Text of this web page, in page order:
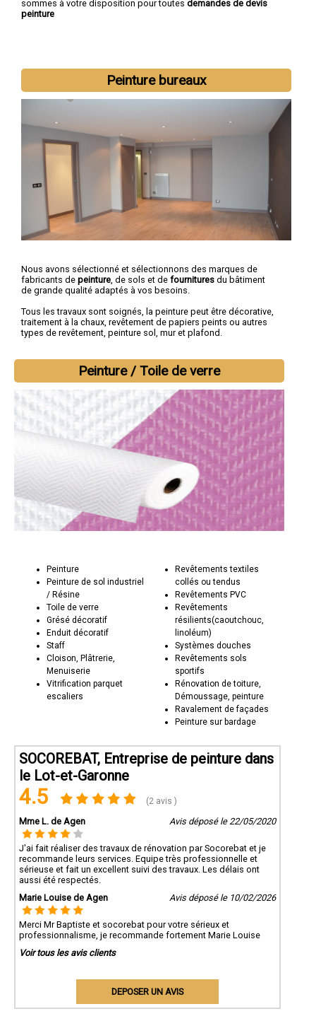
sommes à votre disposition pour toutes demandes de devis
peinture
Peinture bureaux
Nous avons sélectionné et sélectionnons des marques de
fabricants de peinture, de sols et de fournitures du bâtiment
de grande qualité adaptés à vos besoins.
Tous les travaux sont soignés, la peinture peut être décorative,
traitement à la chaux, revêtement de papiers peints ou autres
types de revêtement, peinture sol, mur et plafond.
Peinture / Toile de verre
Peinture
Peinture de sol industriel
/ Résine
Toile de verre
Grésé décoratif
Enduit décoratif
Staff
Cloison, Plâtrerie,
Menuiserie
Vitrification parquet
escaliers
Revêtements textiles
collés ou tendus
Revêtements PVC
Revêtements
résilients(caoutchouc,
linoléum)
Systèmes douches
Revêtements sols
sportifs
Rénovation de toiture,
Démoussage, peinture
Ravalement de façades
Peinture sur bardage
SOCOREBAT, Entreprise de peinture dans
le Lot-et-Garonne
4.5 (2 avis )
Mme L. de Agen Avis déposé le 22/05/2020
J'ai fait réaliser des travaux de rénovation par Socorebat et je
recommande leurs services. Equipe très professionnelle et
sérieuse et fait un excellent suivi des travaux. Les délais ont
aussi été respectés.
Marie Louise de Agen
Avis déposé le 10/02/2026
Merci Mr Baptiste et socorebat pour votre sérieux et
professionnalisme, je recommande fortement Marie Louise
Voir tous les avis clients
DEPOSER UN AVIS